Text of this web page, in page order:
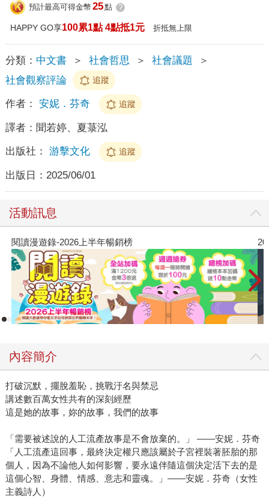
預計最高可得金幣 25點 ?
HAPPY GO享100累1點 4點抵1元 折抵無上限
分類： 中文書 ＞ 社會哲思 ＞ 社會議題
＞
社會觀察評論
追蹤
作者： 安妮．芬奇 追蹤
譯者： 聞若婷、夏菉泓
出版社： 游擊文化 追蹤
出版日： 2025/06/01
活動訊息
-2026上半年暢銷榜 2026年8月金
內容簡介
打破沉默，擺脫羞恥，挑戰汙名與禁忌
講述數百萬女性共有的深刻經歷
這是她的故事，妳的故事，我們的故事
「需要被述說的人工流產故事是不會放棄的。」 ——安妮．芬奇
「人工流產這回事，最終決定權只應該屬於子宮裡裝著胚胎的那
個人，因為不論他人如何影響，要永遠伴隨這個決定活下去的是
這個心智、身體、情感、意志和靈魂。」——安妮．芬奇（女性
主義詩人）